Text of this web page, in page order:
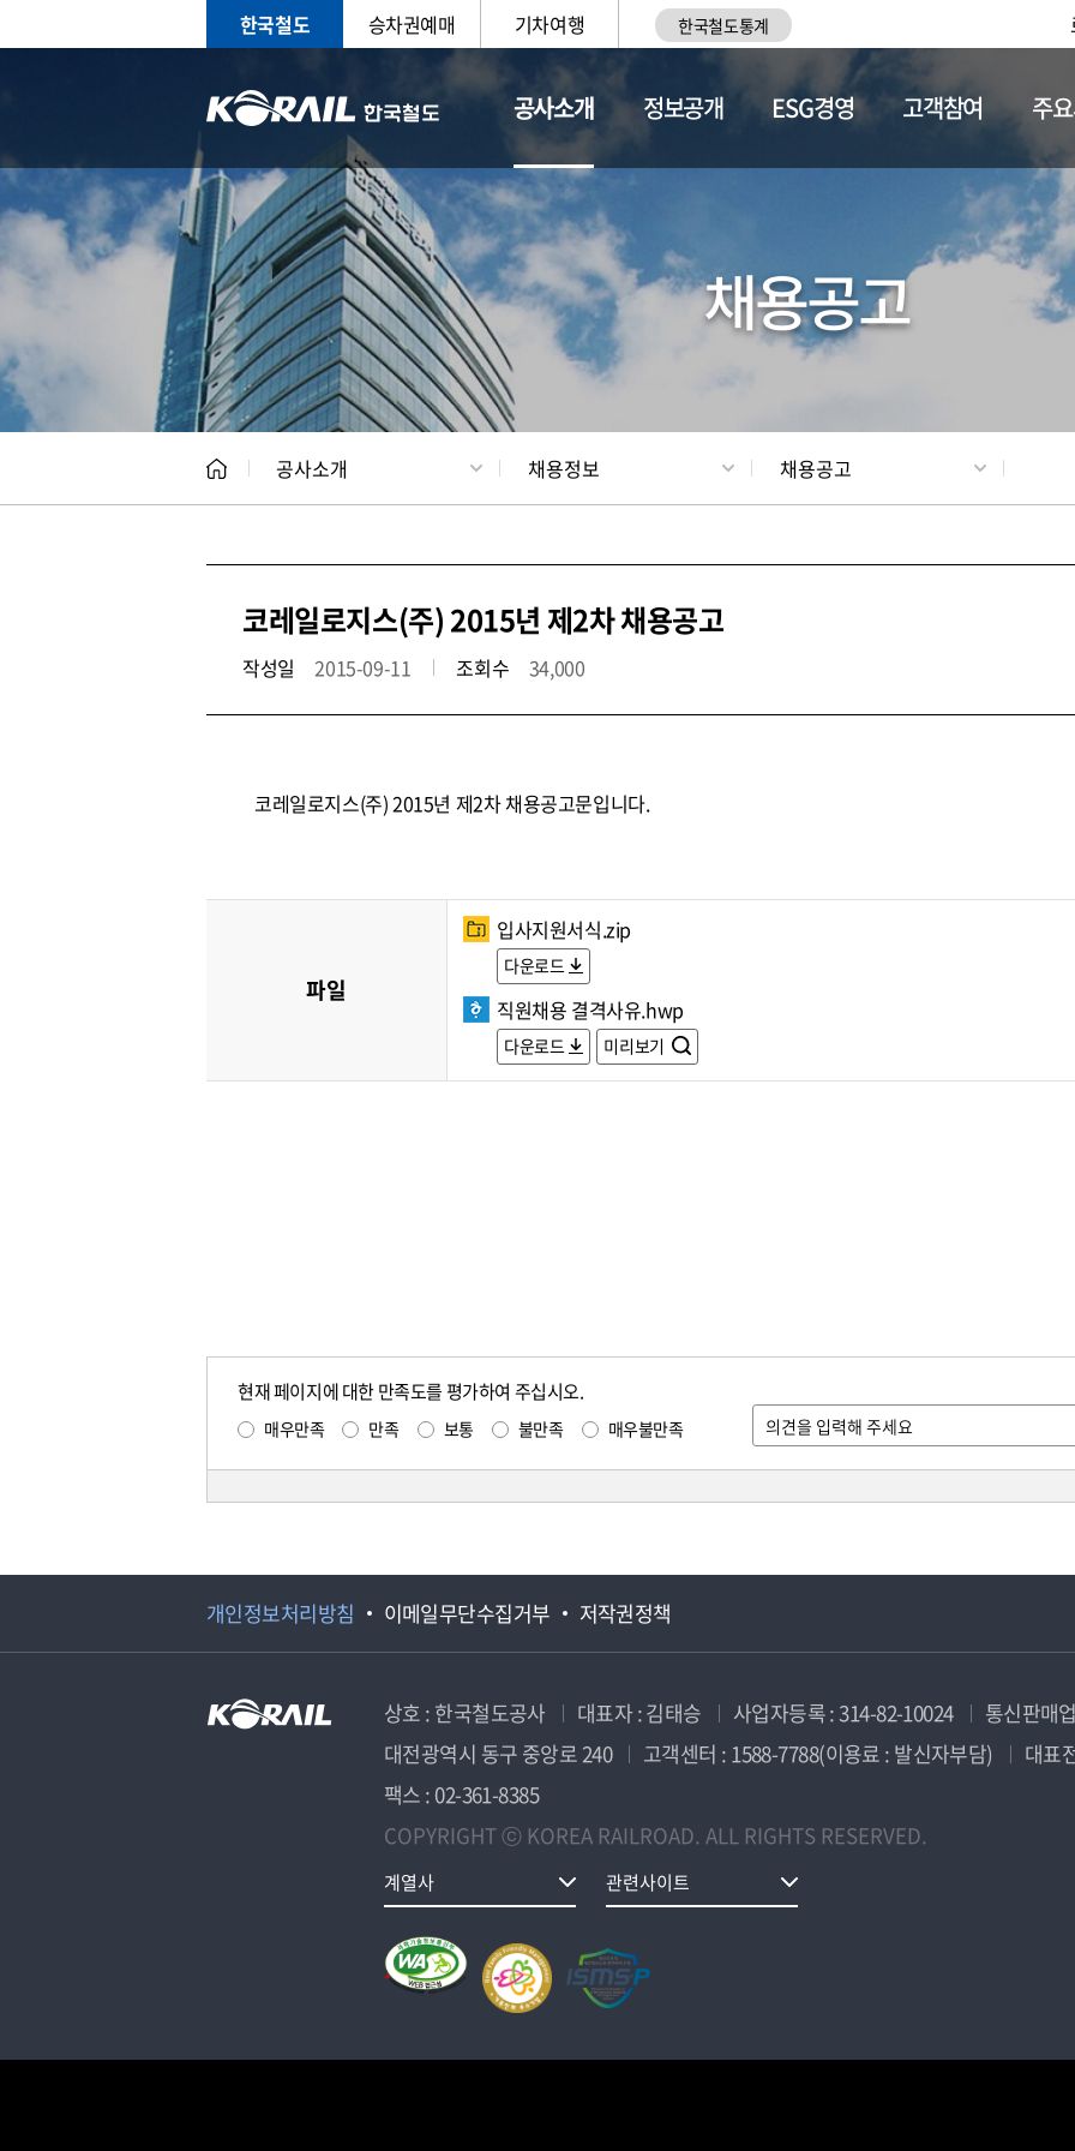
한국철도 승차권예매 기차여행 한국철도통계
공사소개
CEO 일반현황 채용정보
정보공개 ESG경영 고객참여 주
채용공고
공사소개 채용정보 채용공고
코레일로지스(주) 2015년 제2차 채용공고
작성일 2015-09-11 조회수 34,000
코레일로지스(주) 2015년 제2차 채용공고문입니다.
파일
입사지원서식.zip
다운로드
직원채용 결격사유.hwp
다운로드 미리보기
현재 페이지에 대한 만족도를 평가하여 주십시오.
매우만족 만족 보통 불만족 매우불만족
개인정보처리방침 이메일무단수집거부 저작권정책
상호 : 한국철도공사 대표자 : 김태승 사업자등록 : 314-82-10024
통신판매
대전광역시 동구 중앙로 240
고객센터 : 1588-7788(이용료 : 발신자부담)
대표
팩스 : 02-361-8385
COPYRIGHT ⓒ KOREA RAILROAD. ALL RIGHTS RESERVED.
계열사 관련사이트